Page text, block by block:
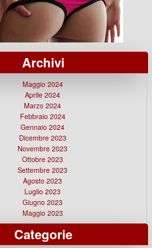
Archivi
Maggio 2024
Aprile 2024
Marzo 2024
Febbraio 2024
Gennaio 2024
Dicembre 2023
Novembre 2023
Ottobre 2023
Settembre 2023
Agosto 2023
Luglio 2023
Giugno 2023
Maggio 2023
Categorie